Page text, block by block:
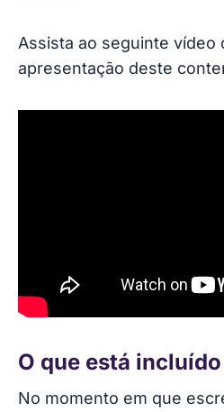
Assista ao seguinte vídeo
apresentação deste
O que está
No momento em que